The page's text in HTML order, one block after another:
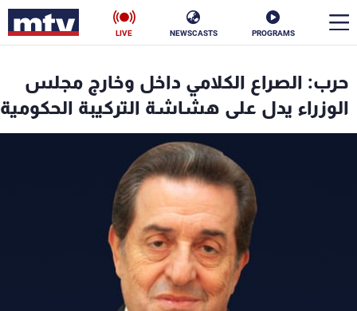
PROGRAMS
NEWSCASTS
LIVE
حرب: الصراع الكلامي داخل وخارج مجلس
الوزراء يدل على هشاشة التركيبة الحكومية
الأخبار
ناس
فن
رياضة